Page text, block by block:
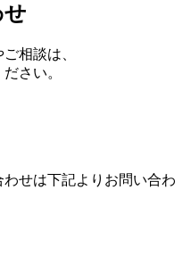
せ
相談は、
さい。
せは下記よりお問い合わ